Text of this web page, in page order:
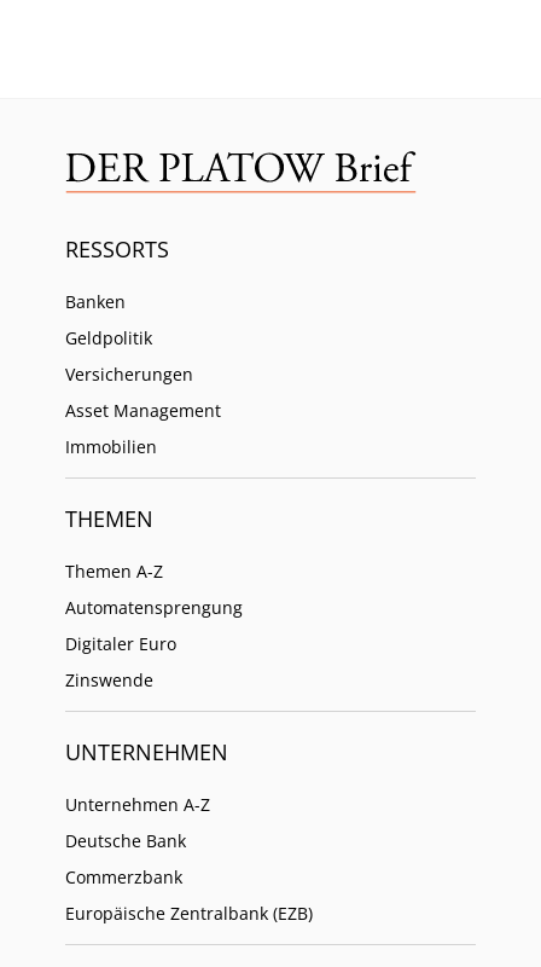
RESSORTS
Banken
Geldpolitik
Versicherungen
Asset Management
Immobilien
THEMEN
Themen A-Z
Automatensprengung
Digitaler Euro
Zinswende
UNTERNEHMEN
Unternehmen A-Z
Deutsche Bank
Commerzbank
Europäische Zentralbank (EZB)